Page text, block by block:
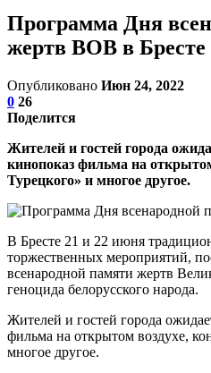
Программа Дня
жертв ВОВ в Бресте
Опубликовано Июн 24, 2022
0 26
Поделится
Жителей и гостей города
кинопоказ фильма на
Турецкого» и многое другое.
В Бресте 21 и 22 июня
торжественных мероприятий,
всенародной памяти жертв
геноцида белорусского народа.
Жителей и гостей города
фильма на открытом воздухе,
многое другое.